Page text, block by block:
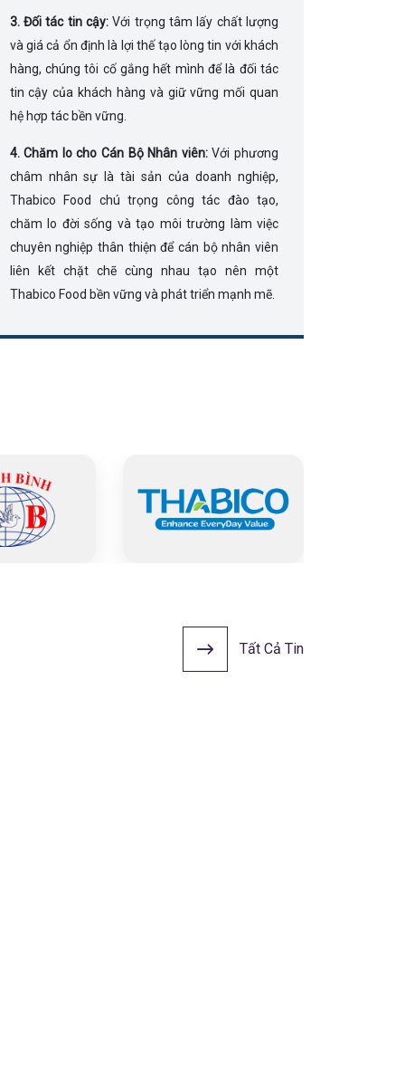
3. Đối tác tin cậy:Với trọng tâm lấy chất lượng
và giá cả ổn định là lợi thế tạo lòng tin với khách
hàng, chúng tôi cố gắng hết mình để là đối tác
tin cậy của khách hàng và giữ vững mối quan
hệ hợp tác bền vững.
4. Chăm lo cho Cán Bộ Nhân viên:Với phương
châm nhân sự là tài sản của doanh nghiệp,
Thabico Food chú trọng công tác đào tạo,
chăm lo đời sống và tạo môi trường làm việc
chuyên nghiệp thân thiện để cán bộ nhân viên
liên kết chặt chẽ cùng nhau tạo nên một
Thabico Food bền vững và phát triển mạnh mẽ.
Tất Cả Tin